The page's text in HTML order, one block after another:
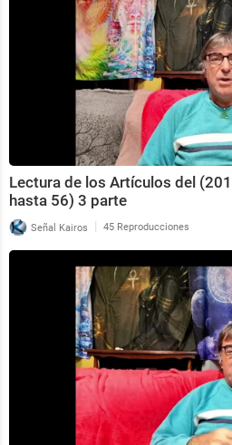
Lectura de los Artículos del
hasta 56) 3 parte
Señal Kairos | 45 Reproducciones